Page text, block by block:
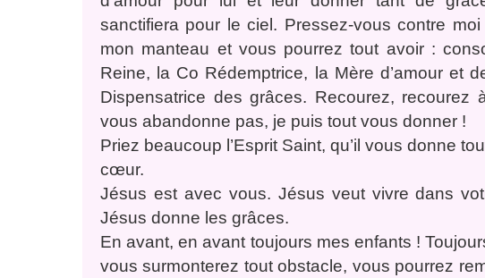
sanctifiera pour le ciel. Pressez-vous contre
mon manteau et vous pourrez tout avoir :
Reine, la Co Rédemptrice, la Mère d’amour et
Dispensatrice des grâces. Recourez,
vous abandonne pas, je puis tout vous donner !
Priez beaucoup l’Esprit Saint, qu’il vous donne
cœur.
Jésus est avec vous. Jésus veut vivre dans
Jésus donne les grâces.
En avant, en avant toujours mes enfants !
vous surmonterez tout obstacle, vous pourrez